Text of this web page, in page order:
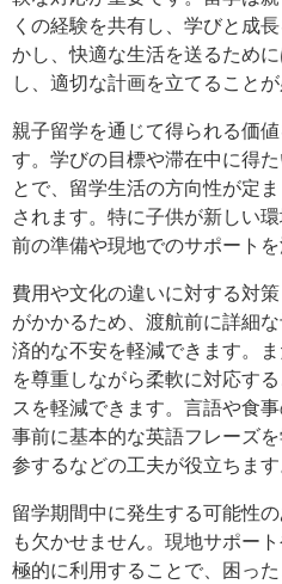
くの経験を共有し、学びと成
かし、快適な生活を送るため
し、適切な計画を立てることが
親子留学を通じて得られる価
す。学びの目標や滞在中に得
とで、留学生活の方向性が定
されます。特に子供が新しい
前の準備や現地でのサポートを
費用や文化の違いに対する対
がかかるため、渡航前に詳細
済的な不安を軽減できます。
を尊重しながら柔軟に対応す
スを軽減できます。言語や食
事前に基本的な英語フレーズ
参するなどの工夫が役立ちます
留学期間中に発生する可能性
も欠かせません。現地サポー
極的に利用することで、困っ